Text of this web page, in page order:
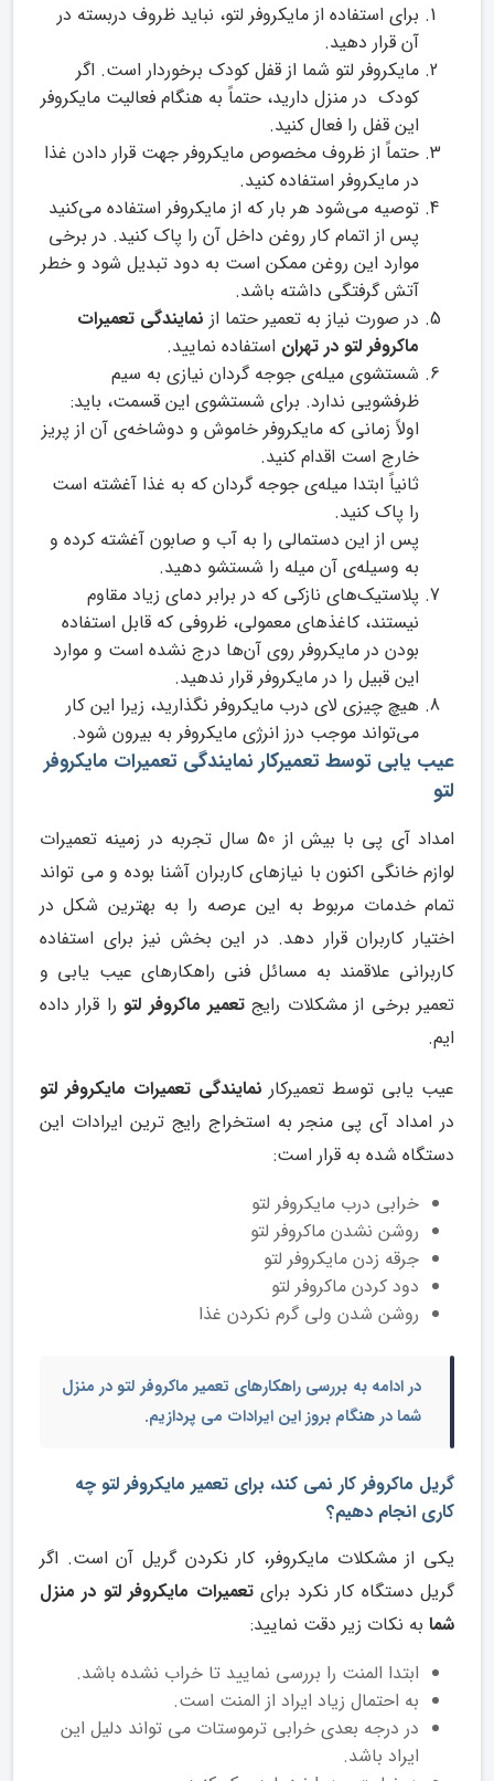
برای استفاده از مایکروفر لتو، نباید ظروف دربسته در
آن قرار دهید.
مایکروفر لتو شما از قفل کودک برخوردار است. اگر
کودک در منزل دارید، حتماً به هنگام فعالیت مایکروفر
این قفل را فعال کنید.
حتماً از ظروف مخصوص مایکروفر جهت قرار دادن غذا
در مایکروفر استفاده کنید.
توصیه می‌شود هر بار که از مایکروفر استفاده می‌کنید
پس از اتمام کار روغن داخل آن را پاک کنید. در برخی
موارد این روغن ممکن است به دود تبدیل شود و خطر
آتش گرفتگی داشته باشد.
در صورت نیاز به تعمیر حتما از نمایندگی تعمیرات
ماکروفر لتو در تهران استفاده نمایید.
شستشوی میله‌ی جوجه گردان نیازی به سیم
ظرفشویی ندارد. برای شستشوی این قسمت، باید:
اولاً زمانی که مایکروفر خاموش و دوشاخه‌ی آن از پریز
خارج است اقدام کنید.
ثانیاً ابتدا میله‌ی جوجه گردان که به غذا آغشته است
را پاک کنید.
پس از این دستمالی را به آب و صابون آغشته کرده و
به وسیله‌ی آن میله را شستشو دهید.
پلاستیک‌های نازکی که در برابر دمای زیاد مقاوم
نیستند، کاغذهای معمولی، ظروفی که قابل استفاده
بودن در مایکروفر روی آن‌ها درج نشده است و موارد
این قبیل را در مایکروفر قرار ندهید.
هیچ چیزی لای درب مایکروفر نگذارید، زیرا این کار
می‌تواند موجب درز انرژی مایکروفر به بیرون شود.
عیب یابی توسط تعمیرکار نمایندگی تعمیرات مایکروفر
لتو
امداد آی پی با بیش از 50 سال تجربه در زمینه تعمیرات
لوازم خانگی اکنون با نیازهای کاربران آشنا بوده و می تواند
تمام خدمات مربوط به این عرصه را به بهترین شکل در
اختیار کاربران قرار دهد. در این بخش نیز برای استفاده
کاربرانی علاقمند به مسائل فنی راهکارهای عیب یابی و
تعمیر برخی از مشکلات رایجتعمیر ماکروفر لتورا قرار داده
ایم.
عیب یابی توسط تعمیرکارنمایندگی تعمیرات مایکروفر لتو
در امداد آی پی منجر به استخراج رایج ترین ایرادات این
دستگاه شده به قرار است:
خرابی درب مایکروفر لتو
روشن نشدن ماکروفر لتو
جرقه زدن مایکروفر لتو
دود کردن ماکروفر لتو
روشن شدن ولی گرم نکردن غذا
در ادامه به بررسی راهکارهای تعمیر ماکروفر لتودر منزل
شما در هنگام بروز این ایرادات می پردازیم.
گریل ماکروفر کار نمی کند، برای تعمیر مایکروفر لتو چه
کاری انجام دهیم؟
یکی از مشکلات مایکروفر، کار نکردن گریل آن است. اگر
گریل دستگاه کار نکرد برایتعمیرات مایکروفر لتو در منزل
شما به نکات زیر دقت نمایید:
ابتدا المنت را بررسی نمایید تا خراب نشده باشد.
به احتمال زیاد ایراد از المنت است.
در درجه بعدی خرابی ترموستات می تواند دلیل این
ایراد باشد.